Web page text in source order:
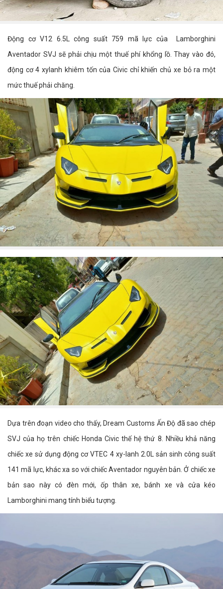
Động cơ V12 6.5L công suất 759 mã lực của Lamborghini
Aventador SVJ sẽ phải chịu một thuế phí khổng lồ. Thay vào đó,
động cơ 4 xylanh khiêm tốn của Civic chỉ khiến chủ xe bỏ ra một
mức thuế phải chăng.
Dựa trên đoạn video cho thấy, Dream Customs Ấn Độ đã sao chép
SVJ của họ trên chiếc Honda Civic thế hệ thứ 8. Nhiều khả năng
chiếc xe sử dụng động cơ VTEC 4 xy-lanh 2.0L sản sinh công suất
141 mã lực, khác xa so với chiếc Aventador nguyên bản. Ở chiếc xe
bản sao này có đèn mới, ốp thân xe, bánh xe và cửa kéo
Lamborghini mang tính biểu tượng.